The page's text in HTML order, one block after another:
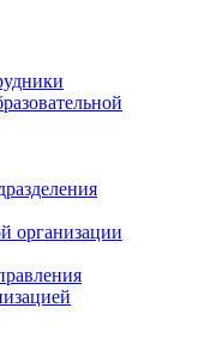
организации